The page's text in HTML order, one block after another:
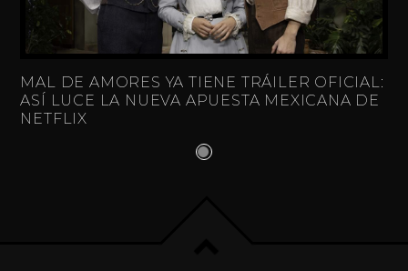
MAL DE AMORES YA TIENE TRÁILER OFICIAL:
ASÍ LUCE LA NUEVA APUESTA MEXICANA DE
NETFLIX